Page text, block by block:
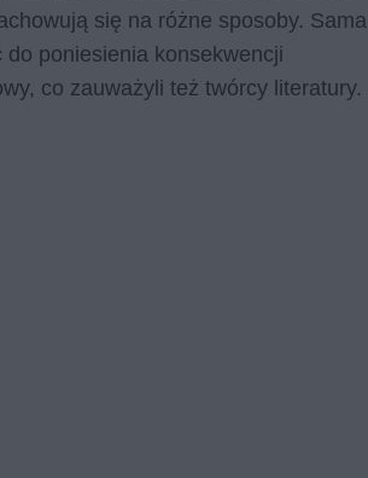
się na różne sposoby. Sama
poniesienia konsekwencji
co zauważyli też twórcy literatury.